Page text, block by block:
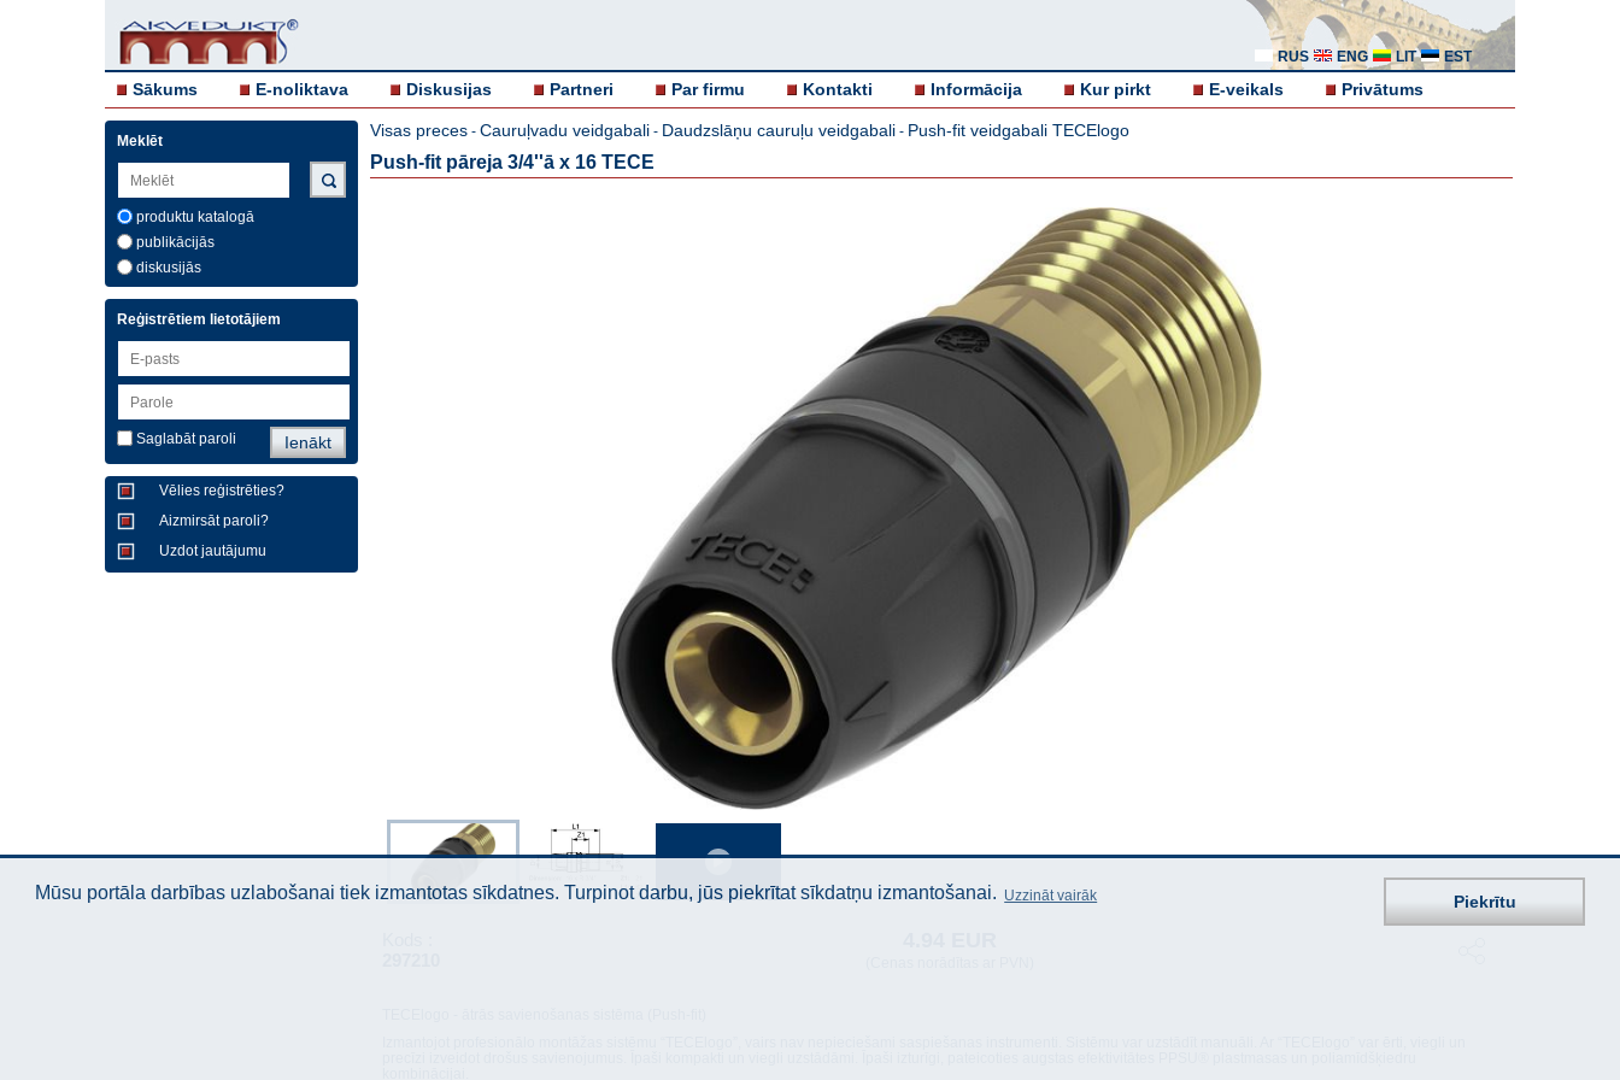
RUS ENG LIT EST
Sākums E-noliktava Diskusijas Partneri Par firmu Kontakti Informācija Kur pirkt E-veikals Privātums
Meklēt
produktu katalogā
publikācijās
diskusijās
Reģistrētiem lietotājiem
Saglabāt paroli
Vēlies reģistrēties?
Aizmirsāt paroli?
Uzdot jautājumu
Visas preces - Cauruļvadu veidgabali - Daudzslāņu cauruļu veidgabali - Push-fit veidgabali TECElogo
Push-fit pāreja 3/4''ā x 16 TECE
Mūsu portāla darbības uzlabošanai tiek izmantotas sīkdatnes. Turpinot darbu, jūs piekrītat sīkdatņu izmantošanai. Uzzināt vairāk Piekrītu